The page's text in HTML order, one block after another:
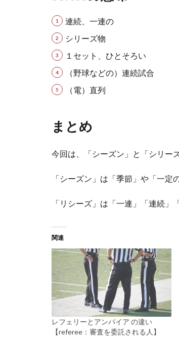
連続、一連の
シリーズ物
１セット、ひとそろい
（野球などの）連続試合
（電）直列
まとめ
今回は、「シーズン」と「シリー
「シーズン」は「季節」や「一定
「リシーズ」は「一連」「連続」
関連
レフェリーとアンパイア の違い
【referee：審査を委託される人】